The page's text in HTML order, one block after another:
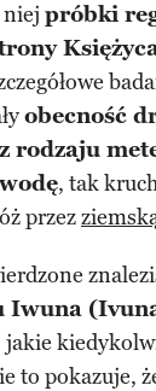
niej próbki
obecność
rodzaju
, tak
przez
Iwuna
jakie
to pokazuje,